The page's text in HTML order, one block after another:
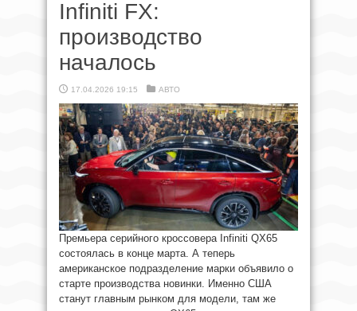
Infiniti FX:
производство
началось
17.04.2026 19:15 АВТО
Премьера серийного кроссовера Infiniti QX65
состоялась в конце марта. А теперь
американское подразделение марки объявило о
старте производства новинки. Именно США
станут главным рынком для модели, там же